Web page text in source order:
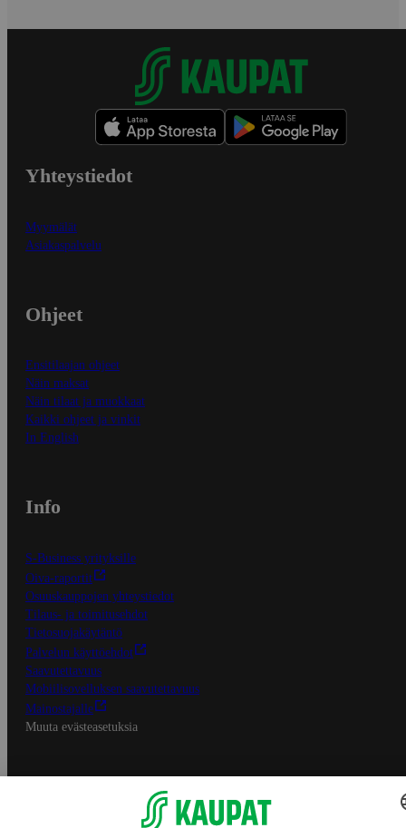
Yhteystiedot
Myymälät
Asiakaspalvelu
Ohjeet
Ensitilaajan ohjeet
Näin maksat
Näin tilaat ja muokkaat
Kaikki ohjeet ja vinkit
In English
Info
S-Business yrityksille
Oiva-raportit
Osuuskauppojen yhteystiedot
Tilaus- ja toimitusehdot
Tietosuojakäytäntö
Palvelun käyttöehdot
Saavutettavuus
Mobiilisovelluksen saavutettavuus
Mainostajalle
Muuta evästeasetuksia
S-ryhmän palvelut